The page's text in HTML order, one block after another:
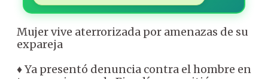
Mujer vive aterrorizada por amenazas de su
expareja
♦ Ya presentó denuncia contra el hombre en